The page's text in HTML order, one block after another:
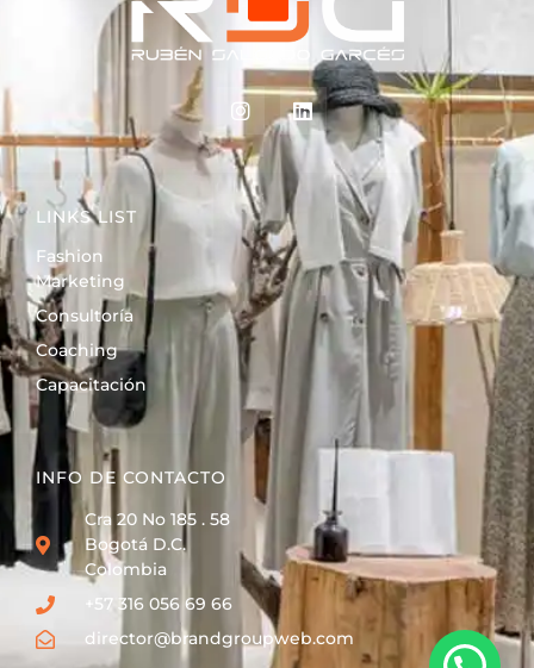
INFO DE CONTACTO
Cra 20 No 185 . 58
Bogotá D.C.
Colombia
+57 316 056 69 66
director@brandgroupweb.com
LINKS LIST
Fashion
Marketing
Consultoría
Coaching
Capacitación